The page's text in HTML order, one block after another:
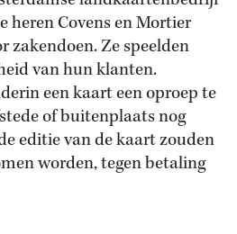
heren Covens en Mortier
zakendoen. Ze speelden
van hun klanten.
een kaart een oproep te
of buitenplaats nog
editie van de kaart zouden
worden, tegen betaling